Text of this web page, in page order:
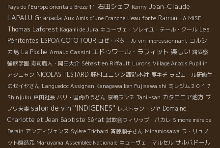
Pays de l'Europe orientale Breze 11 石田シェフ Kenny Jean-Claude
LAPALU Granada Aux Amis d’une Franche L'eau forte Ramon LA MISE
Thomas Laforest Kagami de Jura キューヴェ・ソレイユ・テール・クール Les
Pénitentes ESPOA GOTO TOUR ロゼ・ぺタール vin impressionnant コルシ
カ島 La Pioche Arnaud Cassini エドゥワール・ラフィット 楽しい 銘酒祭
輪飲学園 寿司職人・岡田大介 Sébastien Riffault Lurons Village Arbois Pupillin
アシニャン NICOLAS TESTARD 野村ユニソン諏訪本社 夢キチ ラピエール研修生
のセイヤさん Languedoc Assignan Kanagawa ken Fujisawa shi ミレジム２０１７
Shinjuku 戸田社長 パリ・国虎のうどん 京橋ランチ Tanii-san カタロニア地方 ブ
ノワ夫妻 salon de vin ''INDIGENES'' レストラン・ソヤ Domaine
Charlotte et Jean Baptiste Sénat 試飲会フィリップ・パカレ Simone mère de
Derain アンディジェンヌ Sylère Trichard 斉藤順子さん Minamiosawa ラ・リュノ
ット醸造元 Maruyama Assemblée Nationale キューヴェ・マルセル サルバドール